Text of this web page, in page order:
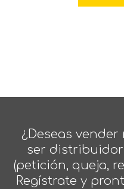
¿Deseas
ser distribuidor
(petición, queja,
Regístrate y